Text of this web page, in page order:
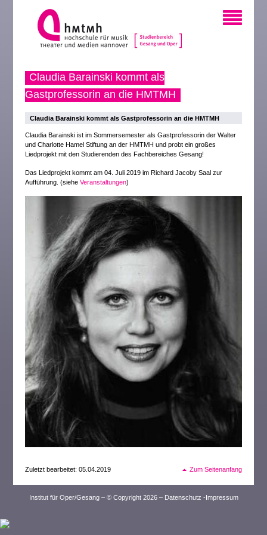
Claudia Barainski kommt als
Gastprofessorin an die HMTMH
Claudia Barainski kommt als Gastprofessorin an die HMTMH
Claudia Barainski ist im Sommersemester als Gastprofessorin der Walter
und Charlotte Hamel Stiftung an der HMTMH und probt ein großes
Liedprojekt mit den Studierenden des Fachbereiches Gesang!
Das Liedprojekt kommt am 04. Juli 2019 im Richard Jacoby Saal zur
Aufführung. (sieheVeranstaltungen)
Zuletzt bearbeitet: 05.04.2019 Zum Seitenanfang
Institut für Oper/Gesang – © Copyright 2026 – Datenschutz -Impressum